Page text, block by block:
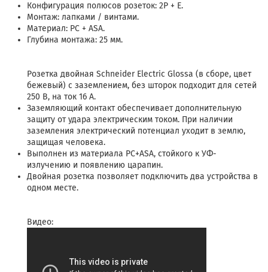
Конфигурация полюсов розеток: 2P + E.
Монтаж: лапками / винтами.
Материал: PC + ASA.
Глубина монтажа: 25 мм.
Розетка двойная Schneider Electric Glossa (в сборе, цвет
бежевый) с заземлением, без шторок подходит для сетей
250 В, на ток 16 А.
Заземляющий контакт обеспечивает дополнительную
защиту от удара электрическим током. При наличии
заземления электрический потенциал уходит в землю,
защищая человека.
Выполнен из материала PС+ASA, стойкого к УФ-
излучению и появлению царапин.
Двойная розетка позволяет подключить два устройства в
одном месте.
Видео: